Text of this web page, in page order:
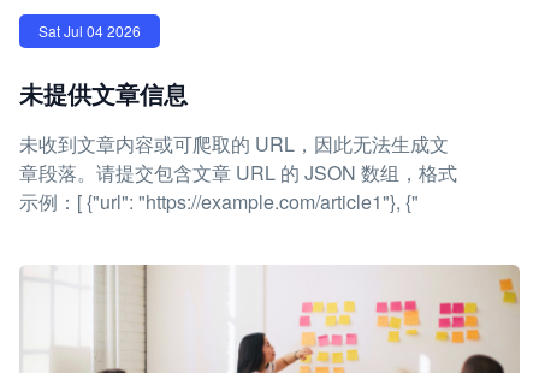
Sat Jul 04 2026
未提供文章信息
未收到文章内容或可爬取的 URL，因此无法生成文
章段落。请提交包含文章 URL 的 JSON 数组，格式
示例：[ {"url": "https://example.com/article1"}, {"